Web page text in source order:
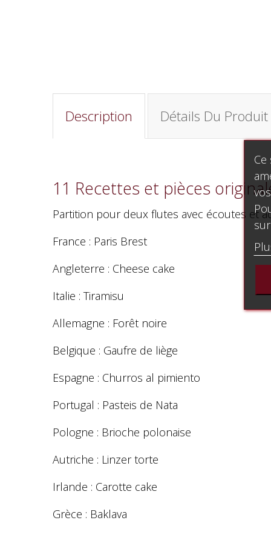
Description Détails Du Produit
11 Recettes et pièces
Partition pour deux flutes avec écoutes et
France : Paris Brest
Angleterre : Cheese cake
Italie : Tiramisu
Allemagne : Forêt noire
Belgique : Gaufre de liège
Espagne : Churros al pimiento
Portugal : Pasteis de Nata
Pologne : Brioche polonaise
Autriche : Linzer torte
Irlande : Carotte cake
Grèce : Baklava